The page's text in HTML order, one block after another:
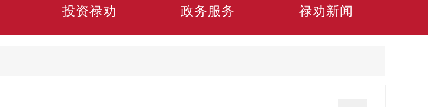
投资禄劝 政务服务 禄劝新闻